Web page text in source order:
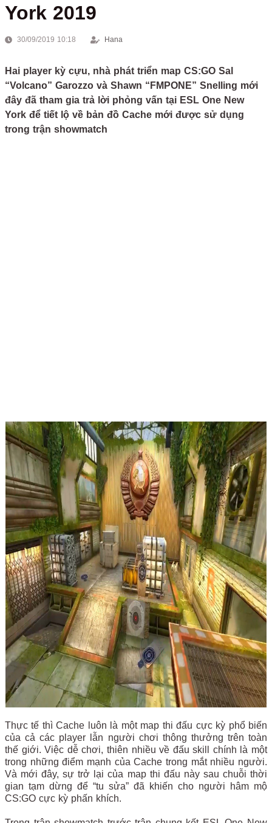
York 2019
30/09/2019 10:18 Hana
Hai player kỳ cựu, nhà phát triển map CS:GO Sal
“Volcano” Garozzo và Shawn “FMPONE” Snelling mới
đây đã tham gia trả lời phỏng vấn tại ESL One New
York để tiết lộ về bản đồ Cache mới được sử dụng
trong trận showmatch
Thực tế thì Cache luôn là một map thi đấu cực kỳ phổ biến
của cả các player lẫn người chơi thông thưởng trên toàn
thế giới. Việc dễ chơi, thiên nhiều về đấu skill chính là một
trong những điểm mạnh của Cache trong mắt nhiều người.
Và mới đây, sự trở lại của map thi đấu này sau chuỗi thời
gian tạm dừng để “tu sửa” đã khiến cho người hâm mộ
CS:GO cực kỳ phấn khích.